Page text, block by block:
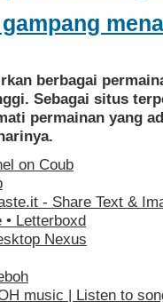
berbagai
Sebagai situs
permainan yang
on Coub
- Share Text &
• Letterboxd
Nexus
music | Listen to